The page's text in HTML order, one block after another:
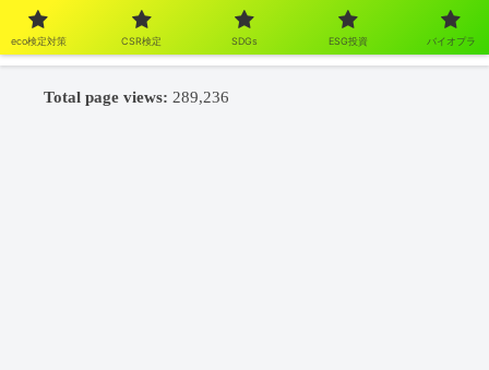
Total page views: 289,236
eco検定対策 CSR検定 SDGs ESG投資 バイオプラ